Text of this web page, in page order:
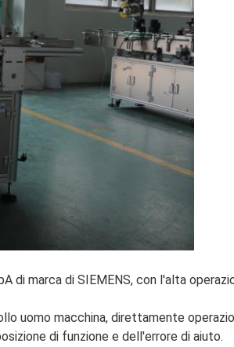
di marca di SIEMENS, con l'alta
uomo macchina, direttamente
di funzione e dell'errore di aiuto.